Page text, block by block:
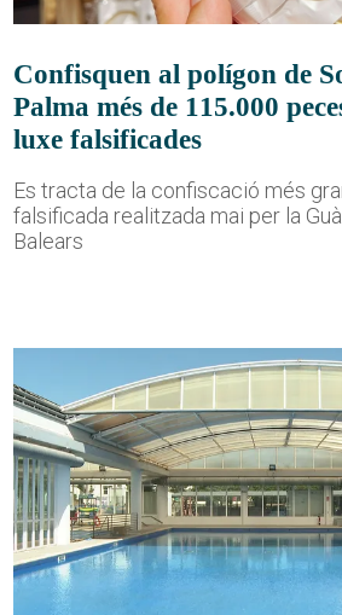
Confisquen al polígon de
Palma més de 115.000
luxe falsificades
Es tracta de la confiscació més
falsificada realitzada mai per la
Balears